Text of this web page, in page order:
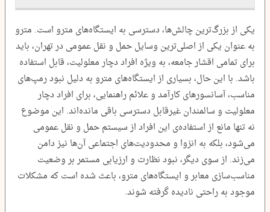
یکی از بزرگ‌ترین چالش‌ها، دسترسی به ایستگاه‌های مترو است. مترو
به عنوان یکی از اصلی‌ترین وسایل حمل و نقل عمومی در تهران، باید
برای تمامی اقشار جامعه، به ویژه افراد دچار معلولیت، قابل استفاده
باشد. با این حال، بسیاری از ایستگاه‌های مترو به دلیل نبود رمپ‌های
مناسب، آسانسورهای کارآمد و علائم راهنمایی، برای افراد دچار
معلولیت و سالمندان غیرقابل دسترسی باقی مانده‌اند. این موضوع
نه تنها مانع از استفاده‌ی این افراد از سیستم حمل و نقل عمومی
می‌شود، بلکه به انزوا و محدودیت‌های اجتماعی آن‌ها نیز دامن
می‌زند. از سوی دیگر، نبود نظارت و ارزیابی مستمر بر وضعیت
مناسب‌سازی معابر و ایستگاه‌های مترو، باعث شده است که مشکلات
موجود به راحتی نادیده گرفته شوند.